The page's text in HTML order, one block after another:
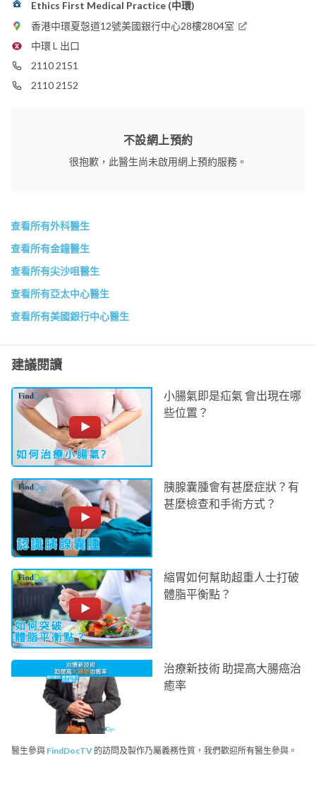
香港醫學專科學院院士 (外科) 1993
電話：
2110 2151
2110 2152(Central)
2682 5300
2682 5310
香港浸信會醫院
聖德肋撒醫院
Ethics First Medical Practice (中環)
香港中環夏愨道12號美國銀行中心28樓2804室
中環 L 出口
2110 2151
2110 2152
不設網上預約
很抱歉，此醫生尚未啟用網上預約服務。
查看所有外科醫生
查看所有金鐘醫生
查看所有尖沙咀醫生
查看所有亞太中心醫生
查看所有美國銀行中心醫生
建議閱讀
小腸氣即是疝氣 會出現在哪
些位置？
胰腺囊腫會有甚麼症狀？有
甚麼檢查和手術方式？
縮胃如何幫助超重人士打破
體脂平衡點？
治療新技術 助提高大腸癌治
癒率
醫生參與 FindDocTV 的訪問及製作乃屬義務性質，我們歡迎所有醫生參與。